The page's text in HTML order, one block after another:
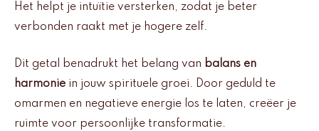
Het helpt je intuïtie versterken, zodat je beter
verbonden raakt met je hogere zelf.
Dit getal benadrukt het belang van balans en
harmonie in jouw spirituele groei. Door geduld te
omarmen en negatieve energie los te laten, creëer je
ruimte voor persoonlijke transformatie.